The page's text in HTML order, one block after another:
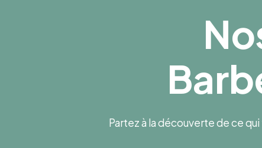
Partez à la découverte de ce